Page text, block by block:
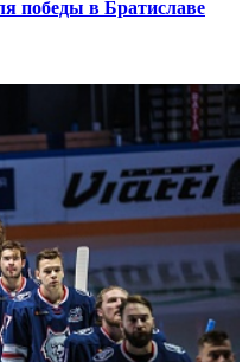
победы в Братиславе